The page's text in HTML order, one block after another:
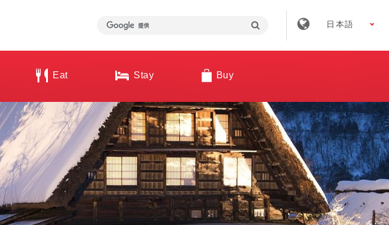
日本語
Eat Stay Buy